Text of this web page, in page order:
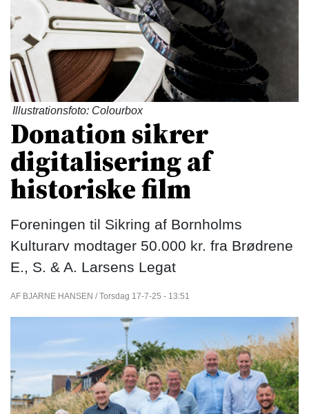
Illustrationsfoto: Colourbox
Donation sikrer
digitalisering af
historiske film
Foreningen til Sikring af Bornholms
Kulturarv modtager 50.000 kr. fra Brødrene
E., S. & A. Larsens Legat
AF BJARNE HANSEN / Torsdag 17-7-25 - 13:51